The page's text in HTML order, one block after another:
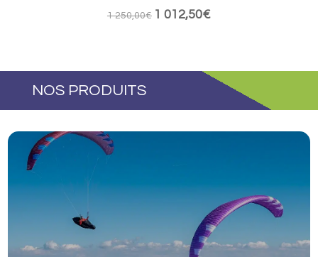
1 250,00€ Le
était :
1 012,50€Le
est :
NOS PRODUITS